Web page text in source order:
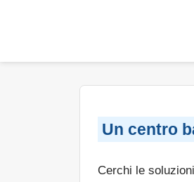
Un centro
Cerchi le